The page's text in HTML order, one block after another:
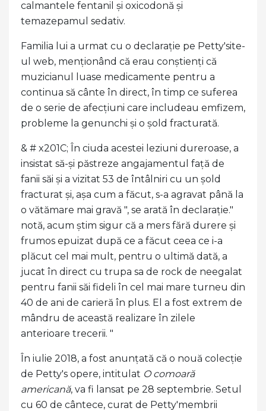
calmantele fentanil și oxicodonă și
temazepamul sedativ.
Familia lui a urmat cu o declarație pe Petty'site-
ul web, menționând că erau conștienți că
muzicianul luase medicamente pentru a
continua să cânte în direct, în timp ce suferea
de o serie de afecțiuni care includeau emfizem,
probleme la genunchi și o șold fracturată.
& # x201C; În ciuda acestei leziuni dureroase, a
insistat să-și păstreze angajamentul față de
fanii săi și a vizitat 53 de întâlniri cu un șold
fracturat și, așa cum a făcut, s-a agravat până la
o vătămare mai gravă ", se arată în declarație."
notă, acum știm sigur că a mers fără durere și
frumos epuizat după ce a făcut ceea ce i-a
plăcut cel mai mult, pentru o ultimă dată, a
jucat în direct cu trupa sa de rock de neegalat
pentru fanii săi fideli în cel mai mare turneu din
40 de ani de carieră în plus. El a fost extrem de
mândru de această realizare în zilele
anterioare trecerii. "
În iulie 2018, a fost anunțată că o nouă colecție
de Petty's opere, intitulat O comoară
americană, va fi lansat pe 28 septembrie. Setul
cu 60 de cântece, curat de Petty'membrii